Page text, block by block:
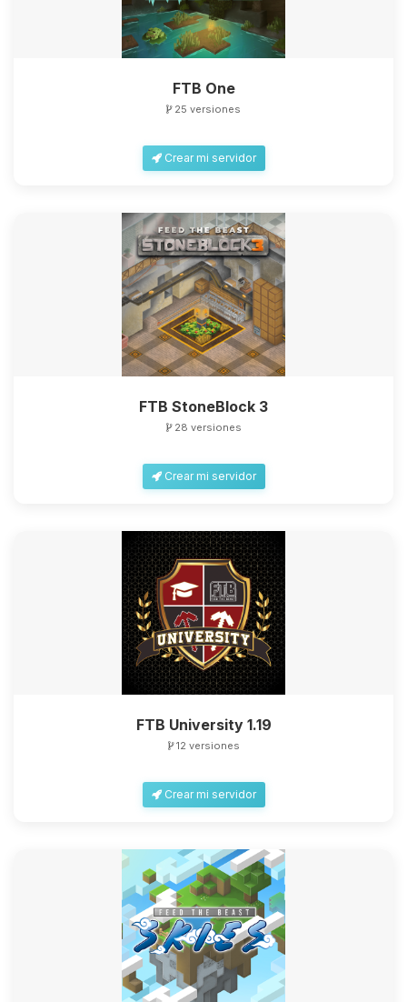
FTB One
25 versiones
Crear mi servidor
FTB StoneBlock 3
28 versiones
Crear mi servidor
FTB University 1.19
12 versiones
Crear mi servidor